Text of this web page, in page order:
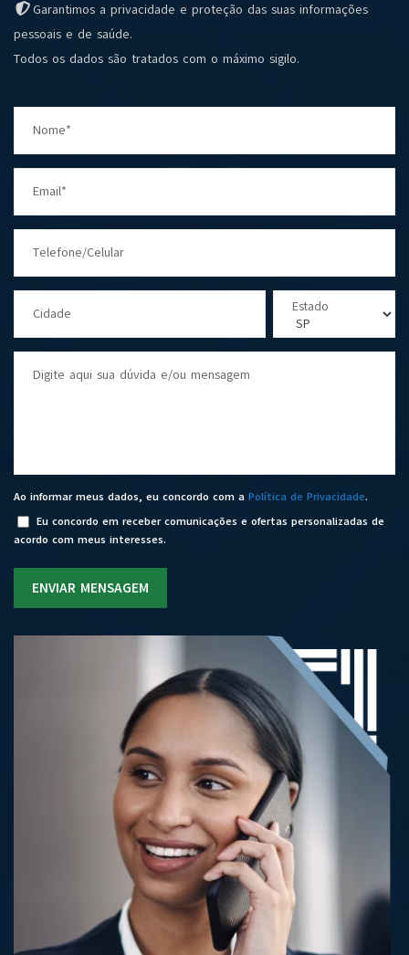
Garantimos a privacidade e proteção das suas informações
pessoais e de saúde.
Todos os dados são tratados com o máximo sigilo.
Nome*
Email*
Telefone/Celular
Cidade Estado
Digite aqui sua dúvida e/ou mensagem
Ao informar meus dados, eu concordo com a Política de Privacidade.
Eu concordo em receber comunicações e ofertas personalizadas de
acordo com meus interesses.
ENVIAR MENSAGEM